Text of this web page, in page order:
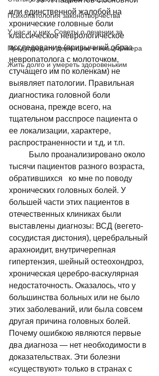
Психопатология законотворчества
У нас и у них. Советы о лечении за
Предупредите деменцию и Альцгеймера
Жить долго и умереть здоровеньким
или единственной жалобой на
хронические головные боли
классическое неврологическое
исследование (привычный образ
невропатолога с молоточком,
стучащего им по коленкам) не
выявляет патологии. Правильная
диагностика головной боли
основана, прежде всего, на
тщательном расспросе пациента о
ее локализации, характере,
распространенности и т.д, и т.п.
тысячи пациентов разного возраста,
обратившихся   ко мне по поводу
хронических головных болей. У
большей части этих пациентов в
отечественных клиниках были
выставлены диагнозы: ВСД (вегето-
сосудистая дистония), церебральный
арахноидит, внутричерепная
гипертензия, шейный остеохондроз,
хроническая церебро-васкулярная
недостаточность. Оказалось, что у
большинства больных или не было
этих заболеваний, или была совсем
другая причина головных болей.
Почему ошибкою являются первые
два диагноза — нет необходимости в
доказательствах. Эти болезни
«существуют» только в странах с